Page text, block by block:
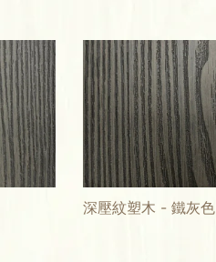
深壓紋塑木 - 鐵灰色